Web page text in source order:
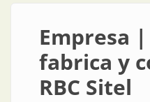
Empresa |
fabrica y
RBC Sitel